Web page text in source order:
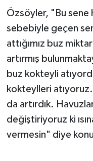
Özsöyler, "Bu sene
sebebiyle geçen
attığımız buz
artırmış
buz kokteyli
kokteylleri atıyoruz.
da artırdık.
değiştiriyoruz ki
vermesin" diye